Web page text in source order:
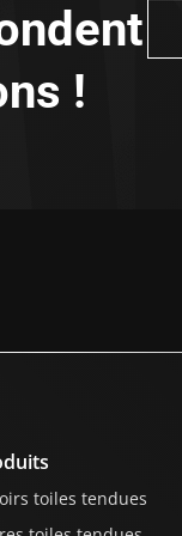
!
nous
toiles tendues